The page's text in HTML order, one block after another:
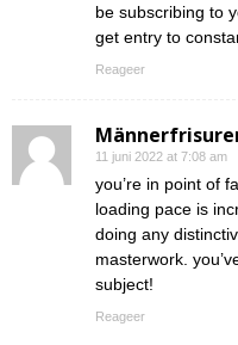
be subscribing to
get entry to
Reageer
11 juni 2022 at 7:08 am
you’re in point of
loading pace is
doing any
masterwork.
subject!
Reageer